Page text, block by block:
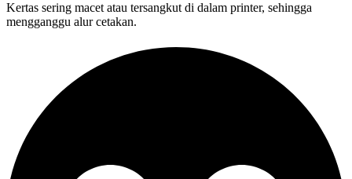
Kertas sering macet atau tersangkut di dalam printer, sehingga
mengganggu alur cetakan.